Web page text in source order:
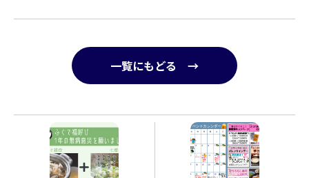
一覧にもどる →